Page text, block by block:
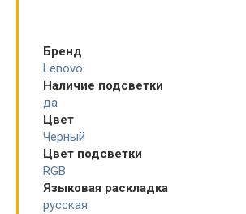
Бренд
Lenovo
Наличие подсветки
да
Цвет
Черный
Цвет подсветки
RGB
Языковая раскладка
русская